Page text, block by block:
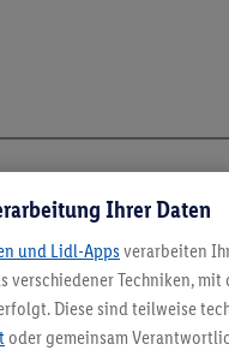
Ihrer Daten
und Lidl-Apps verarbeiten
verschiedener Techniken,
Diese sind teilweise
oder gemeinsam